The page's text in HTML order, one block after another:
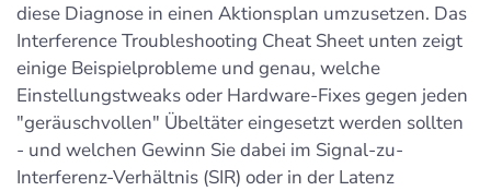
diese Diagnose in einen Aktionsplan umzusetzen. Das
Interference Troubleshooting Cheat Sheet unten zeigt
einige Beispielprobleme und genau, welche
Einstellungstweaks oder Hardware-Fixes gegen jeden
"geräuschvollen" Übeltäter eingesetzt werden sollten
- und welchen Gewinn Sie dabei im Signal-zu-
Interferenz-Verhältnis (SIR) oder in der Latenz